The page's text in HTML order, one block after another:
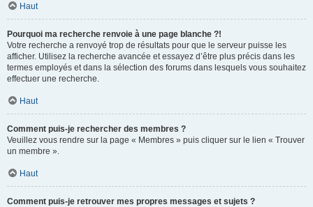
Haut
Pourquoi ma recherche renvoie à une page blanche ?!
Votre recherche a renvoyé trop de résultats pour que le serveur puisse les
afficher. Utilisez la recherche avancée et essayez d’être plus précis dans les
termes employés et dans la sélection des forums dans lesquels vous souhaitez
effectuer une recherche.
Haut
Comment puis-je rechercher des membres ?
Veuillez vous rendre sur la page « Membres » puis cliquer sur le lien « Trouver
un membre ».
Haut
Comment puis-je retrouver mes propres messages et sujets ?